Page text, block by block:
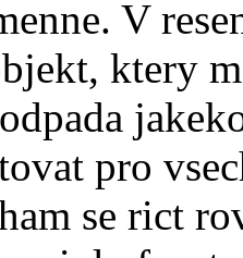
V
ktery
pro
se rict